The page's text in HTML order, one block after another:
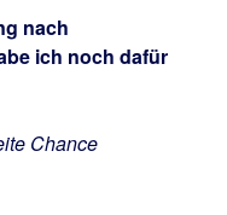
nach
ich noch dafür
Chance